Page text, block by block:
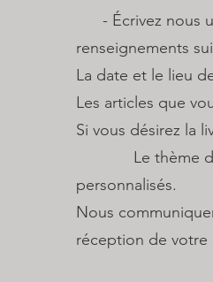
- Écrivez nous
renseignements
La date et le lieu
Les articles que
Si vous désirez la
Le thème de
personnalisés.
Nous
réception de votre